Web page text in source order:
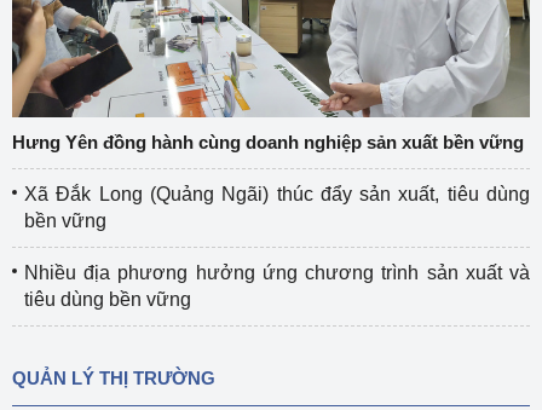
Hưng Yên đồng hành cùng doanh nghiệp sản xuất bền vững
Xã Đắk Long (Quảng Ngãi) thúc đẩy sản xuất, tiêu dùng
bền vững
Nhiều địa phương hưởng ứng chương trình sản xuất và
tiêu dùng bền vững
QUẢN LÝ THỊ TRƯỜNG